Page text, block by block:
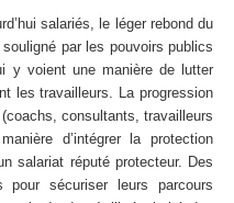
salariés, le léger rebond du
par les pouvoirs publics
y voient une manière de lutter
les travailleurs. La progression
consultants, travailleurs
d’intégrer la protection
salariat réputé protecteur. Des
pour sécuriser leurs parcours